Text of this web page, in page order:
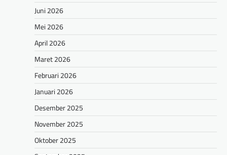
Juni 2026
Mei 2026
April 2026
Maret 2026
Februari 2026
Januari 2026
Desember 2025
November 2025
Oktober 2025